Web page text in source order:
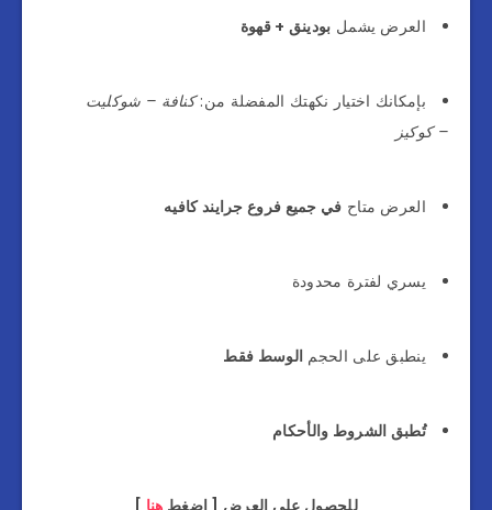
العرض يشمل بودينق + قهوة
بإمكانك اختيار نكهتك المفضلة من:كنافة – شوكليت
– كوكيز
العرض متاح في جميع فروع جرايند كافيه
يسري لفترة محدودة
ينطبق على الحجم الوسط فقط
تُطبق الشروط والأحكام